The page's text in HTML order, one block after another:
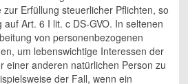
Erfüllung steuerlicher Pflichten, so
Art. 6 I lit. c DS-GVO. In seltenen
von personenbezogenen
um lebenswichtige Interessen der
einer anderen natürlichen Person zu
der Fall, wenn ein